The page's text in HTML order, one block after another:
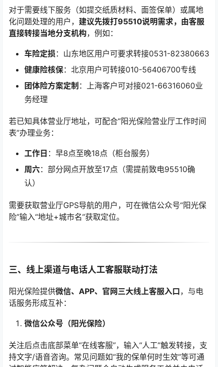
对于需要线下服务（如提交纸质材料、面签保单）或属地
化问题处理的用户， 建议先拨打95510说明需求，由客服
直接转接当地分支机构，例如：
车险定损 ：山东地区用户可要求转接0531-82380663
健康险核保：北京用户可转接010-56406700专线
团体险方案定制 ：上海客户可对接021-66316060业
务经理
若已知具体营业厅地址，可配合“阳光保险营业厅工作时间
表”办理业务：
工作日 ：早8点至晚18点（柜台服务）
周六：部分网点开放至17点（需提前致电95510确
认）
需要获取营业厅GPS导航的用户，可在微信公众号“阳光保
险”输入“地址+城市名”获取定位。
三、线上渠道与电话人工客服联动打法
阳光保险提供微信、APP、官网三大线上客服入口，与电
话服务形成互补：
微信公众号（阳光保险）
关注后点击底部菜单“在线客服”，输入“人工”触发转接，支
持文字/语音咨询。常见问题如“我的保单何时生效”等可通